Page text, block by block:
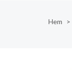
Hem